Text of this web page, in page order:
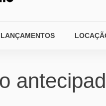
LANÇAMENTOS